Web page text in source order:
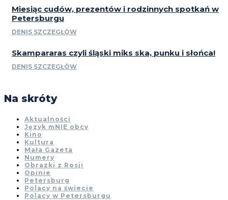
Miesiąc cudów, prezentów i rodzinnych spotkań w
Petersburgu
DENIS SZCZEGŁÓW
Skampararas czyli śląski miks ska, punku i słońca!
DENIS SZCZEGŁÓW
Na skróty
Aktualności
Język mNIE obcy
Kino
Kultura
Mała Gazeta
Numery
Obrazki z Rosji
Opinie
Petersburg
Polacy na świecie
Polacy w Petersburgu